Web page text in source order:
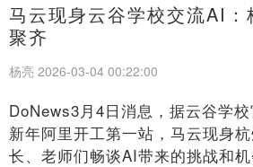
马云现身云谷学校交流AI：
聚齐
杨亮 2026-03-04 00:22:00
DoNews3月4日消息，据云谷学校
新年阿里开工第一站，马云现身
长、老师们畅谈AI带来的挑战和机